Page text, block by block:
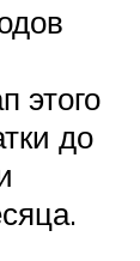
этого
до